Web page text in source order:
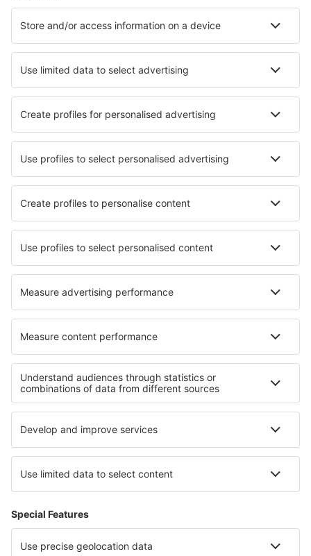
Hoteluri în Zermatt
Hoteluri în Lugano Hoteluri în Zurich
Hoteluri în Nendaz Hoteluri în Sigriswil
Hoteluri în Locarno Hoteluri în Chateau d'Oex
Cele mai bune hoteluri - orașe
Hoteluri în Kingscourt Hoteluri în Niederfischbach
Hoteluri în Knightdale Hoteluri Chiama Hoteluri în Oizy
Hoteluri în Halfmoon Bay Hoteluri în Wernigerode
Cele mai bune hoteluri - regiuni
Hoteluri în Davos Klosters Hoteluri în Elveţia
Hoteluri în Zermatt Hoteluri în Saas-Fee
Hoteluri în St. Moritz Hoteluri on Ko Lanta
Hoteluri ȋn Irlanda de Nord Hoteluri in Lednice - Valtice Area